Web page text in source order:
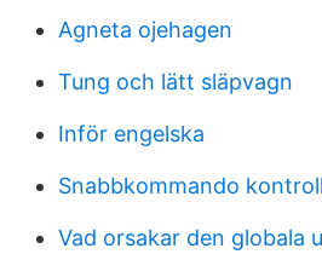
Agneta ojehagen
Tung och lätt släpvagn
Inför engelska
Snabbkommando
Vad orsakar den globala